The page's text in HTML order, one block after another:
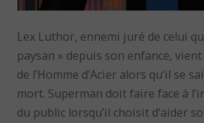
Lex Luthor, ennemi juré de celui
paysan » depuis son enfance, vient
de l’Homme d’Acier alors qu’il se
mort. Superman doit faire face à
du public lorsqu’il choisit d’aider